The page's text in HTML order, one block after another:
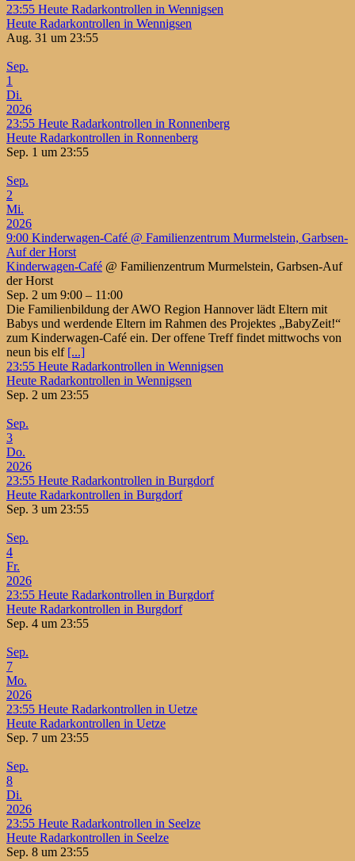
23:55 Heute Radarkontrollen in Wennigsen
Heute Radarkontrollen in Wennigsen
Aug. 31 um 23:55
Sep.
1
Di.
2026
23:55 Heute Radarkontrollen in Ronnenberg
Heute Radarkontrollen in Ronnenberg
Sep. 1 um 23:55
Sep.
2
Mi.
2026
9:00 Kinderwagen-Café @ Familienzentrum Murmelstein, Garbsen-
Auf der Horst
Kinderwagen-Café @ Familienzentrum Murmelstein, Garbsen-Auf
der Horst
Sep. 2 um 9:00 – 11:00
Die Familienbildung der AWO Region Hannover lädt Eltern mit
Babys und werdende Eltern im Rahmen des Projektes „BabyZeit!“
zum Kinderwagen-Café ein. Der offene Treff findet mittwochs von
neun bis elf [...]
23:55 Heute Radarkontrollen in Wennigsen
Heute Radarkontrollen in Wennigsen
Sep. 2 um 23:55
Sep.
3
Do.
2026
23:55 Heute Radarkontrollen in Burgdorf
Heute Radarkontrollen in Burgdorf
Sep. 3 um 23:55
Sep.
4
Fr.
2026
23:55 Heute Radarkontrollen in Burgdorf
Heute Radarkontrollen in Burgdorf
Sep. 4 um 23:55
Sep.
7
Mo.
2026
23:55 Heute Radarkontrollen in Uetze
Heute Radarkontrollen in Uetze
Sep. 7 um 23:55
Sep.
8
Di.
2026
23:55 Heute Radarkontrollen in Seelze
Heute Radarkontrollen in Seelze
Sep. 8 um 23:55